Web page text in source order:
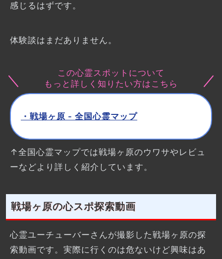
感じるはずです。
体験談はまだありません。
この心霊スポットについて
もっと詳しく知りたい方はこちら
・戦場ヶ原 - 全国心霊マップ
↑全国心霊マップでは戦場ヶ原のウワサやレビュ
ーなどより詳しく紹介しています。
戦場ヶ原の心スポ探索動画
心霊ユーチューバーさんが撮影した戦場ヶ原の探
索動画です。実際に行くのは危ないけど興味はあ